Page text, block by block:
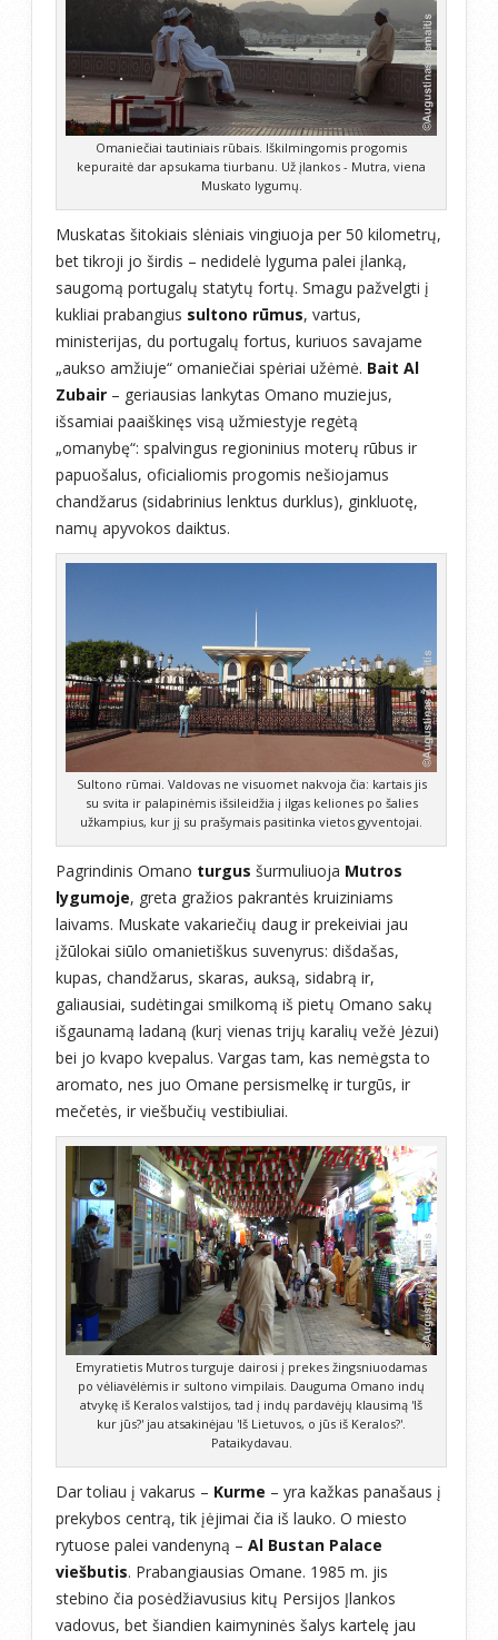
Omaniečiai tautiniais rūbais. Iškilmingomis progomis
kepuraitė dar apsukama tiurbanu. Už įlankos - Mutra, viena
Muskato lygumų.
Muskatas šitokiais slėniais vingiuoja per 50 kilometrų,
bet tikroji jo širdis – nedidelė lyguma palei įlanką,
saugomą portugalų statytų fortų. Smagu pažvelgti į
kukliai prabangius sultono rūmus, vartus,
ministerijas, du portugalų fortus, kuriuos savajame
„aukso amžiuje“ omaniečiai spėriai užėmė. Bait Al
Zubair – geriausias lankytas Omano muziejus,
išsamiai paaiškinęs visą užmiestyje regėtą
„omanybę“: spalvingus regioninius moterų rūbus ir
papuošalus, oficialiomis progomis nešiojamus
chandžarus (sidabrinius lenktus durklus), ginkluotę,
namų apyvokos daiktus.
Sultono rūmai. Valdovas ne visuomet nakvoja čia: kartais jis
su svita ir palapinėmis išsileidžia į ilgas keliones po šalies
užkampius, kur jį su prašymais pasitinka vietos gyventojai.
Pagrindinis Omano turgus šurmuliuoja Mutros
lygumoje, greta gražios pakrantės kruiziniams
laivams. Muskate vakariečių daug ir prekeiviai jau
įžūlokai siūlo omanietiškus suvenyrus: dišdašas,
kupas, chandžarus, skaras, auksą, sidabrą ir,
galiausiai, sudėtingai smilkomą iš pietų Omano sakų
išgaunamą ladaną (kurį vienas trijų karalių vežė Jėzui)
bei jo kvapo kvepalus. Vargas tam, kas nemėgsta to
aromato, nes juo Omane persismelkę ir turgūs, ir
mečetės, ir viešbučių vestibiuliai.
Emyratietis Mutros turguje dairosi į prekes žingsniuodamas
po vėliavėlėmis ir sultono vimpilais. Dauguma Omano indų
atvykę iš Keralos valstijos, tad į indų pardavėjų klausimą 'Iš
kur jūs?' jau atsakinėjau 'Iš Lietuvos, o jūs iš Keralos?'.
Pataikydavau.
Dar toliau į vakarus – Kurme – yra kažkas panašaus į
prekybos centrą, tik įėjimai čia iš lauko. O miesto
rytuose palei vandenyną – Al Bustan Palace
viešbutis. Prabangiausias Omane. 1985 m. jis
stebino čia posėdžiavusius kitų Persijos Įlankos
vadovus, bet šiandien kaimyninės šalys kartelę jau